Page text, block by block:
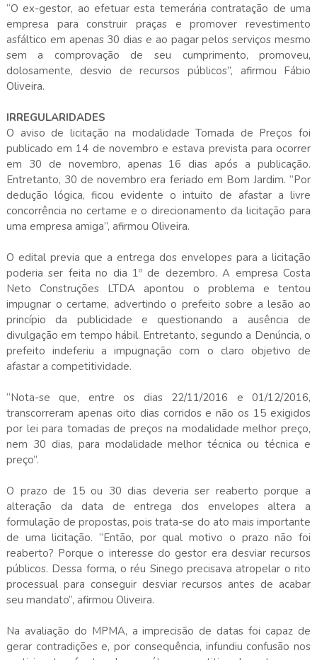
“O ex-gestor, ao efetuar esta temerária contratação de uma
empresa para construir praças e promover revestimento
asfáltico em apenas 30 dias e ao pagar pelos serviços mesmo
sem a comprovação de seu cumprimento, promoveu,
dolosamente, desvio de recursos públicos”, afirmou Fábio
Oliveira.
IRREGULARIDADES
O aviso de licitação na modalidade Tomada de Preços foi
publicado em 14 de novembro e estava prevista para ocorrer
em 30 de novembro, apenas 16 dias após a publicação.
Entretanto, 30 de novembro era feriado em Bom Jardim. “Por
dedução lógica, ficou evidente o intuito de afastar a livre
concorrência no certame e o direcionamento da licitação para
uma empresa amiga”, afirmou Oliveira.
O edital previa que a entrega dos envelopes para a licitação
poderia ser feita no dia 1º de dezembro. A empresa Costa
Neto Construções LTDA apontou o problema e tentou
impugnar o certame, advertindo o prefeito sobre a lesão ao
princípio da publicidade e questionando a ausência de
divulgação em tempo hábil. Entretanto, segundo a Denúncia, o
prefeito indeferiu a impugnação com o claro objetivo de
afastar a competitividade.
“Nota-se que, entre os dias 22/11/2016 e 01/12/2016,
transcorreram apenas oito dias corridos e não os 15 exigidos
por lei para tomadas de preços na modalidade melhor preço,
nem 30 dias, para modalidade melhor técnica ou técnica e
preço”.
O prazo de 15 ou 30 dias deveria ser reaberto porque a
alteração da data de entrega dos envelopes altera a
formulação de propostas, pois trata-se do ato mais importante
de uma licitação. “Então, por qual motivo o prazo não foi
reaberto? Porque o interesse do gestor era desviar recursos
públicos. Dessa forma, o réu Sinego precisava atropelar o rito
processual para conseguir desviar recursos antes de acabar
seu mandato”, afirmou Oliveira.
Na avaliação do MPMA, a imprecisão de datas foi capaz de
gerar contradições e, por consequência, infundiu confusão nos